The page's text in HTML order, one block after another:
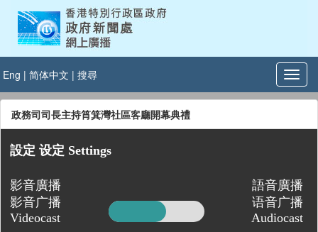
Eng | 简体中文 | 搜尋
政務司司長主持筲箕灣社區客廳開幕典禮